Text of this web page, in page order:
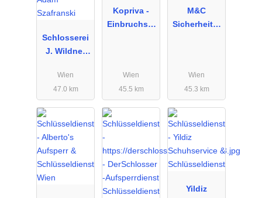
Schlosserei
J. Wildner
Szafranski
Wien
47.0 km
Kopriva -
Einbruchsic
Wien
45.5 km
M&C
Sicherheitst
Wien
45.3 km
Yildiz